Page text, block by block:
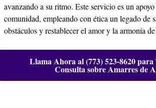
avanzando a su ritmo. Este servicio es un
comunidad, empleando con ética un legado de
obstáculos y restablecer el amor y la armonía
Llama Ahora al (773) 523-8620
Consulta sobre Amarres de